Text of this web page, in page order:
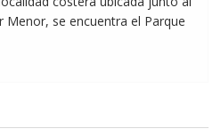
se encuentra el Parque